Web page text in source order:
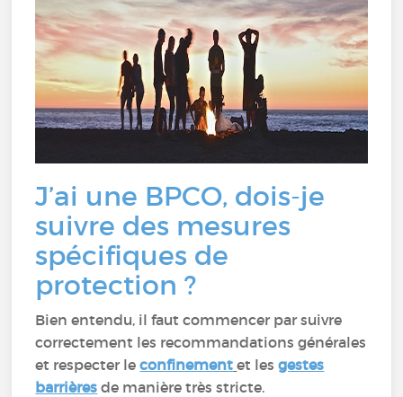
J’ai une BPCO, dois-je
suivre des mesures
spécifiques de
protection ?
Bien entendu, il faut commencer par suivre
correctement les recommandations générales
et respecter leconfinement et lesgestes
barrières de manière très stricte.